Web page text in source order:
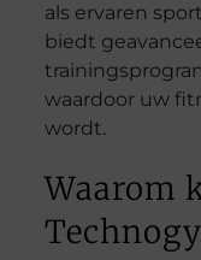
als ervaren
biedt
waardoor uw
wordt.
Waarom